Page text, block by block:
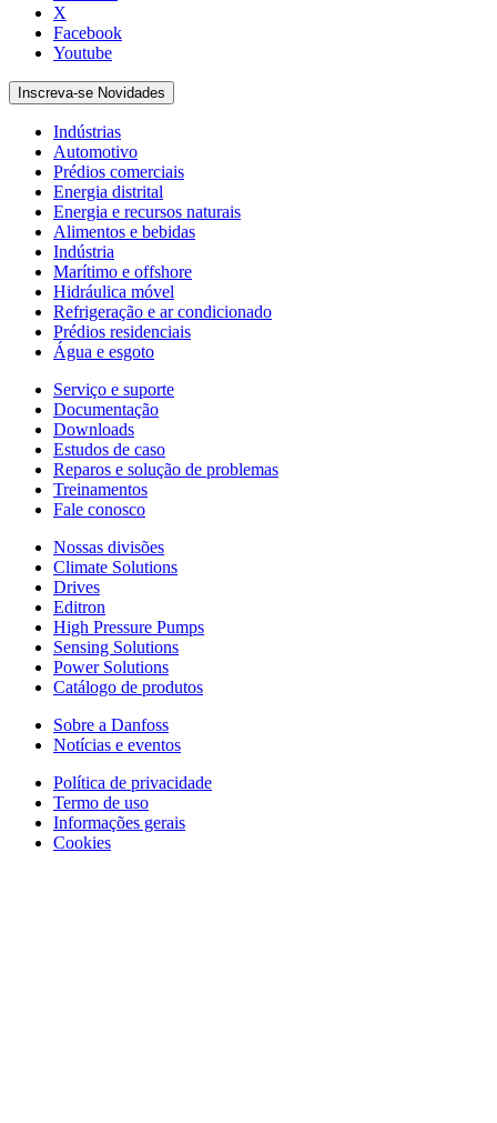
X
Facebook
Youtube
Inscreva-se Novidades
Indústrias
Automotivo
Prédios comerciais
Energia distrital
Energia e recursos naturais
Alimentos e bebidas
Indústria
Marítimo e offshore
Hidráulica móvel
Refrigeração e ar condicionado
Prédios residenciais
Água e esgoto
Serviço e suporte
Documentação
Downloads
Estudos de caso
Reparos e solução de problemas
Treinamentos
Fale conosco
Nossas divisões
Climate Solutions
Drives
Editron
High Pressure Pumps
Sensing Solutions
Power Solutions
Catálogo de produtos
Sobre a Danfoss
Notícias e eventos
Política de privacidade
Termo de uso
Informações gerais
Cookies